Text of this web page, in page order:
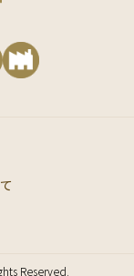
Reserved.